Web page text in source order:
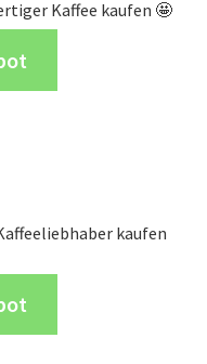
Kaffee kaufen 🤩
kaufen